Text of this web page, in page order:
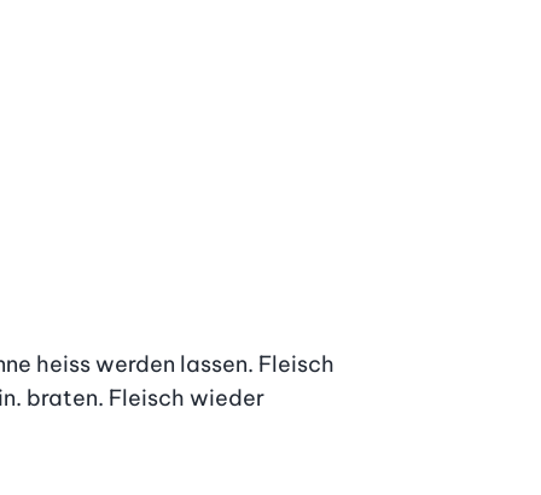
heiss werden lassen. Fleisch
braten. Fleisch wieder